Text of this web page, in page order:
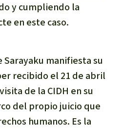
y cumpliendo la
en este caso.
Sarayaku manifiesta su
recibido el 21 de abril
de la CIDH en su
del propio juicio que
humanos. Es la